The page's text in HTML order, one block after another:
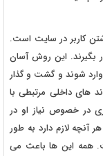
کاربر در سایت است.
بگیرند. این روش آسان
شوند و گشت و گذار
های داخلی مرتبطی با
در خصوص نیاز او در
آنچه لازم دارد به طور
همه این ها باعث می